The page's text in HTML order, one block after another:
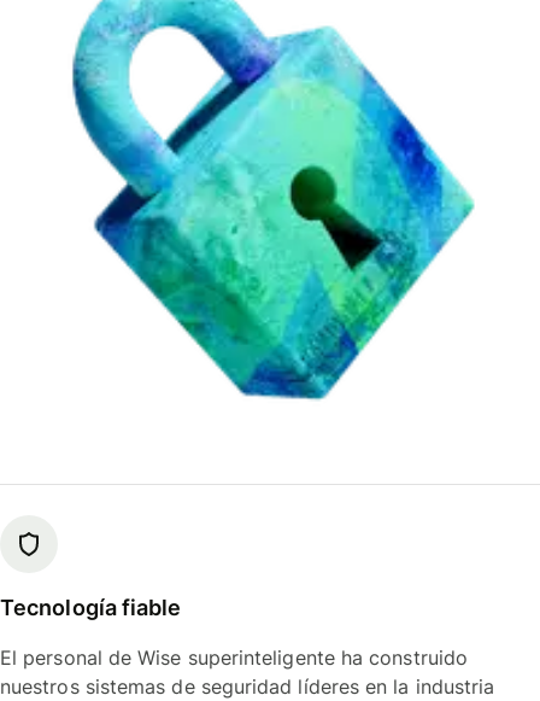
Tecnología fiable
El personal de Wise superinteligente ha construido
nuestros sistemas de seguridad líderes en la industria